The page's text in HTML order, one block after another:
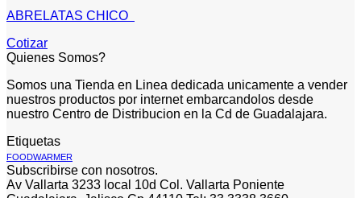
ABRELATAS CHICO
Cotizar
Quienes Somos?
Somos una Tienda en Linea dedicada unicamente a vender
nuestros productos por internet embarcandolos desde
nuestro Centro de Distribucion en la Cd de Guadalajara.
Etiquetas
FOODWARMER
Subscribirse con nosotros.
Av Vallarta 3233 local 10d Col. Vallarta Poniente